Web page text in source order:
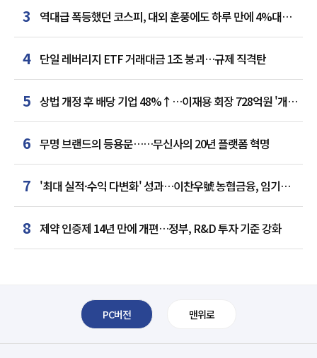
3
역대급 폭등했던 코스피, 대외 훈풍에도 하루 만에 4%대
급락
4 단일 레버리지 ETF 거래대금 1조 붕괴…규제 직격탄
5 상법 개정 후 배당 기업 48%↑…이재용 회장 728억원 '개인
최다'
6 무명 브랜드의 등용문……무신사의 20년 플랫폼 혁명
7 '최대 실적·수익 다변화' 성과…이찬우號 농협금융, 임기
말년 성장 박차
8 제약 인증제 14년 만에 개편…정부, R&D 투자 기준 강화
PC버전 맨위로